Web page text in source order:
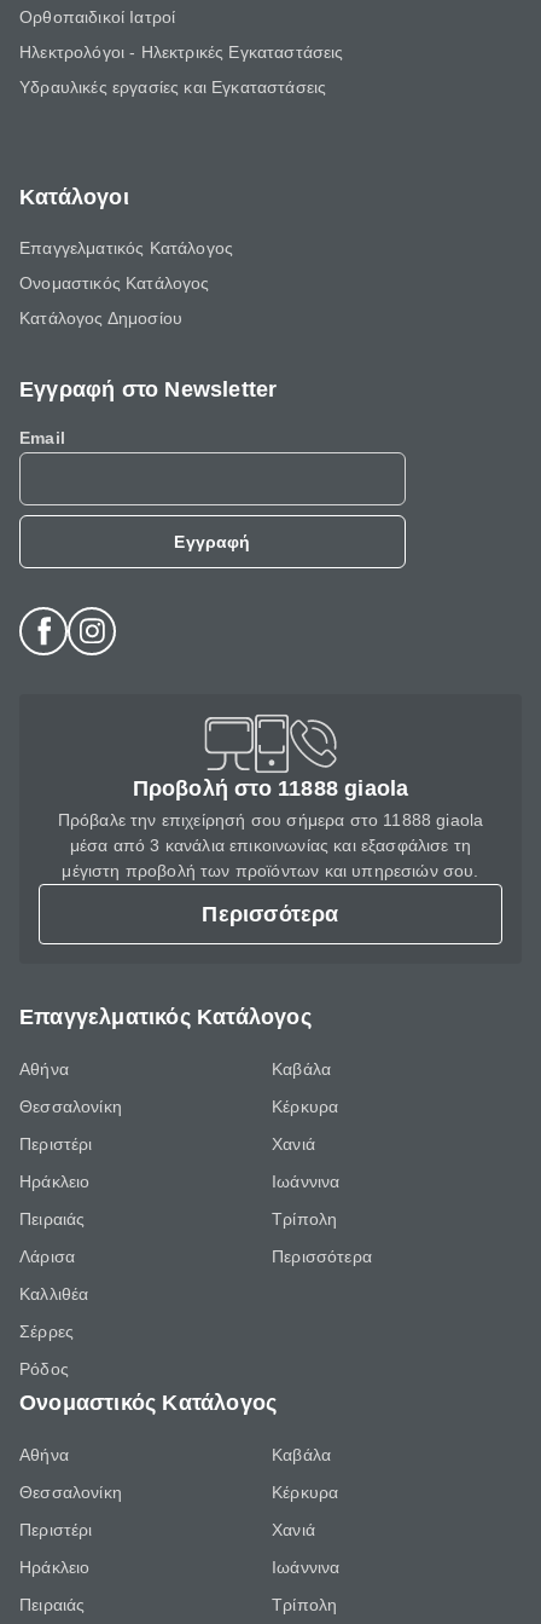
Ορθοπαιδικοί Ιατροί
Ηλεκτρολόγοι - Ηλεκτρικές Εγκαταστάσεις
Υδραυλικές εργασίες και Εγκαταστάσεις
Κατάλογοι
Επαγγελματικός Κατάλογος
Ονομαστικός Κατάλογος
Κατάλογος Δημοσίου
Εγγραφή στο Newsletter
Email
Εγγραφή
Προβολή στο 11888 giaola
Πρόβαλε την επιχείρησή σου σήμερα στο 11888 giaola
μέσα από 3 κανάλια επικοινωνίας και εξασφάλισε τη
μέγιστη προβολή των προϊόντων και υπηρεσιών σου.
Περισσότερα
Επαγγελματικός Κατάλογος
Αθήνα
Θεσσαλονίκη
Περιστέρι
Ηράκλειο
Πειραιάς
Λάρισα
Καλλιθέα
Σέρρες
Ρόδος
Καβάλα
Κέρκυρα
Χανιά
Ιωάννινα
Τρίπολη
Περισσότερα
Ονομαστικός Κατάλογος
Αθήνα
Θεσσαλονίκη
Περιστέρι
Ηράκλειο
Πειραιάς
Καβάλα
Κέρκυρα
Χανιά
Ιωάννινα
Τρίπολη